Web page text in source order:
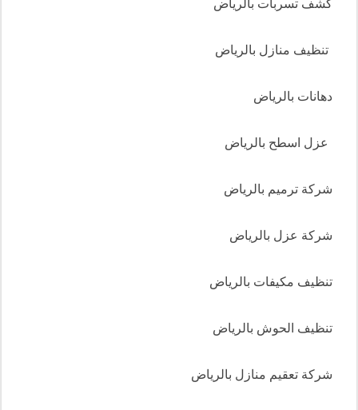
تنظيف منازل بالرياض
دهانات بالرياض
عزل اسطح بالرياض
شركة ترميم بالرياض
شركة عزل بالرياض
تنظيف مكيفات بالرياض
تنظيف الحوش بالرياض
شركة تعقيم منازل بالرياض